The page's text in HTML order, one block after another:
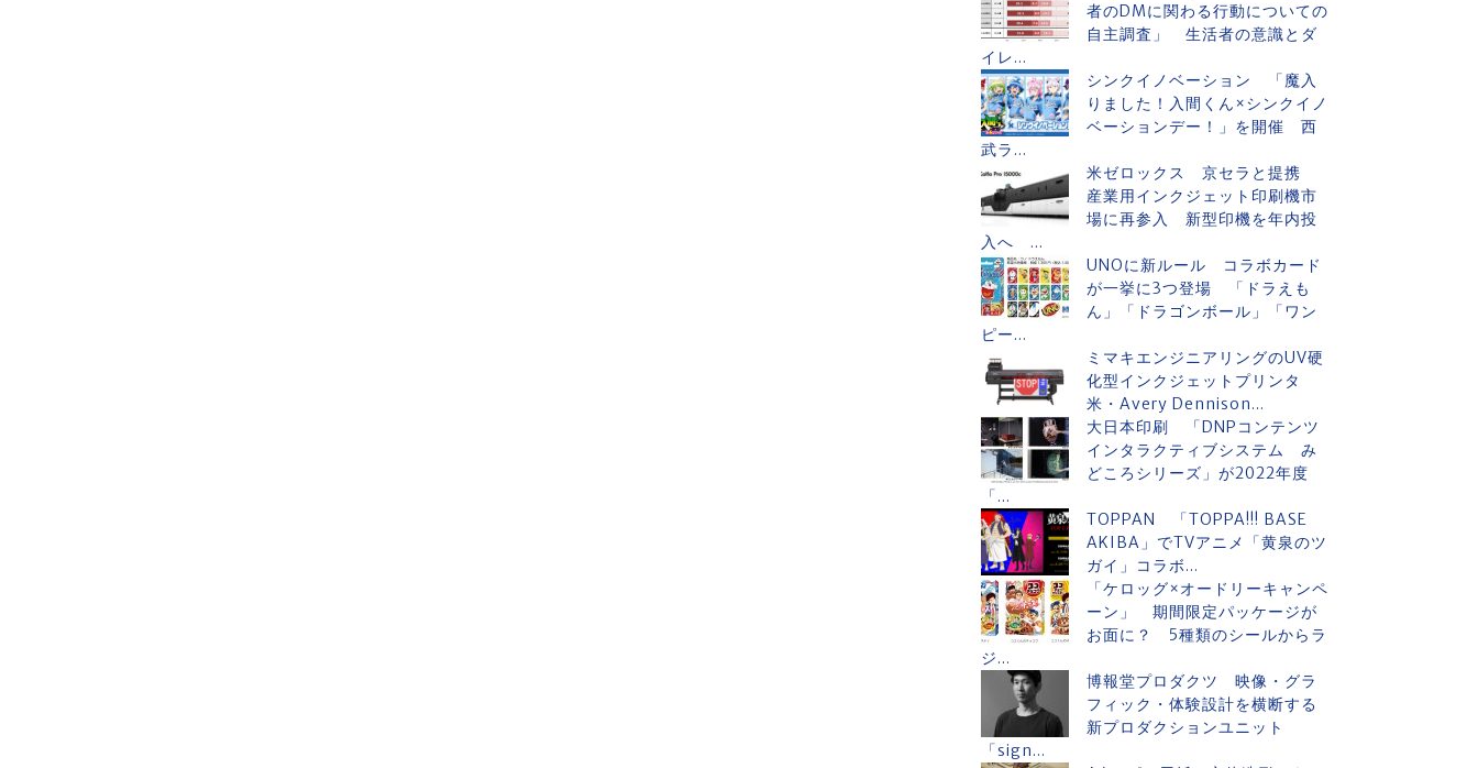
者のDMに関わる行動についての
自主調査」 生活者の意識とダ
イレ...
シンクイノベーション 「魔入
りました！入間くん×シンクイノ
ベーションデー！」を開催 西
武ラ...
米ゼロックス 京セラと提携
産業用インクジェット印刷機市
場に再参入 新型印機を年内投
入へ ...
UNOに新ルール コラボカード
が一挙に3つ登場 「ドラえも
ん」「ドラゴンボール」「ワン
ピー...
ミマキエンジニアリングのUV硬
化型インクジェットプリンタ
米・Avery Dennison...
大日本印刷 「DNPコンテンツ
インタラクティブシステム み
どころシリーズ」が2022年度
「...
TOPPAN 「TOPPA!!! BASE
AKIBA」でTVアニメ「黄泉のツ
ガイ」コラボ...
「ケロッグ×オードリーキャンペ
ーン」 期間限定パッケージが
お面に？ 5種類のシールからラ
ジ...
博報堂プロダクツ 映像・グラ
フィック・体験設計を横断する
新プロダクションユニット
「sign...